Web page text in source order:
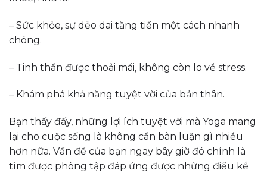
– Sức khỏe, sự dẻo dai tăng tiến một cách nhanh
chóng.
– Tinh thần được thoải mái, không còn lo về stress.
– Khám phá khả năng tuyệt vời của bản thân.
Bạn thấy đấy, những lợi ích tuyệt vời mà Yoga mang
lại cho cuộc sống là không cần bàn luận gì nhiều
hơn nữa. Vấn đề của bạn ngay bây giờ đó chính là
tìm được phòng tập đáp ứng được những điều kể